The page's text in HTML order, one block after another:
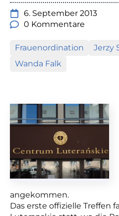
6. September 2013
0 Kommentare
Frauenordination Jerzy
Wanda Falk
angekommen.
Das erste offizielle Treffen